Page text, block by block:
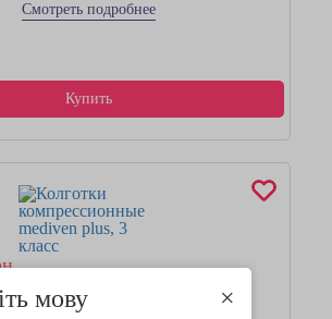
мову ×
Смотреть подробнее
Купить
mediven plus, 3 класс